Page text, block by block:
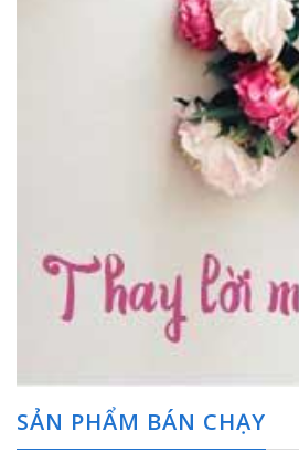
SẢN PHẨM BÁN CHẠY